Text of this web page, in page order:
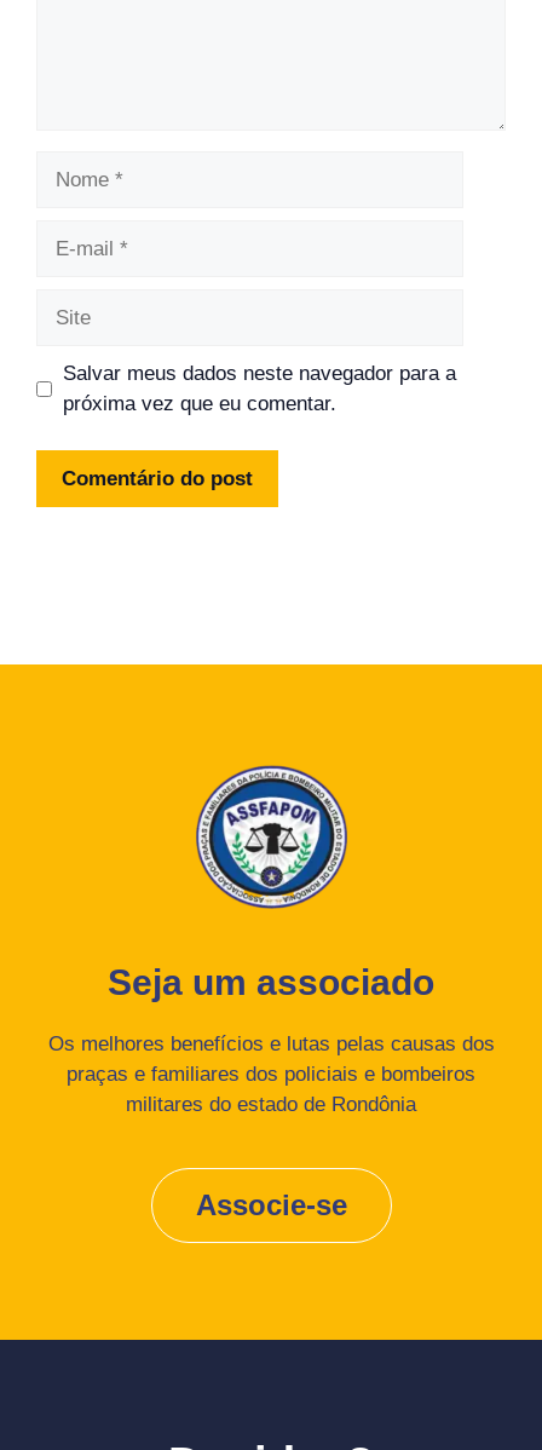
Salvar meus dados neste navegador para a
próxima vez que eu comentar.
Seja um associado
Os melhores benefícios e lutas pelas causas dos
praças e familiares dos policiais e bombeiros
militares do estado de Rondônia
Associe-se